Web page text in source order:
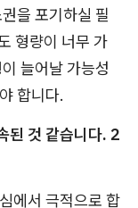
을 포기하실 필
형량이 너무 가
늘어날 가능성
합니다.
된 것 같습니다. 2
에서 극적으로 합